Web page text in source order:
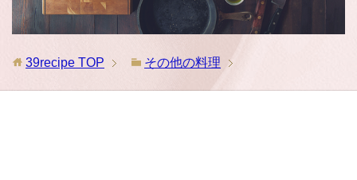
39recipe TOP その他の料理